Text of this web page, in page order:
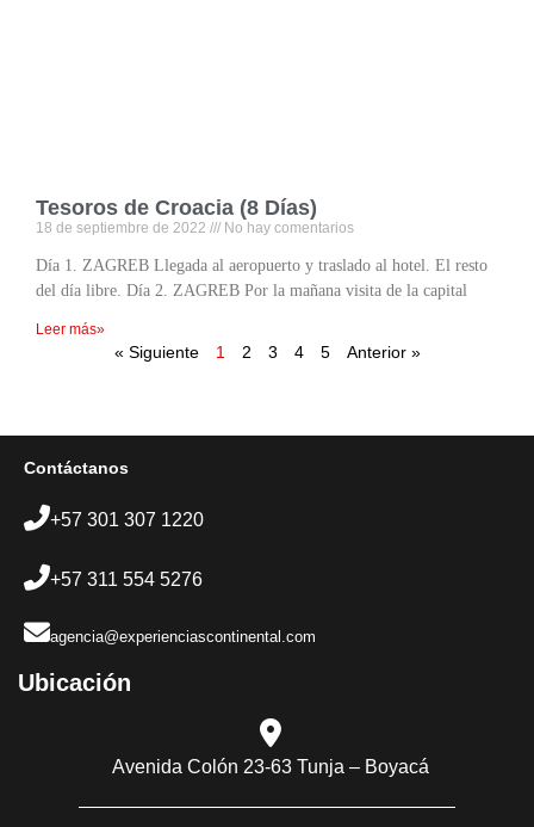
Tesoros de Croacia (8 Días)
18 de septiembre de 2022 No hay comentarios
Día 1. ZAGREB Llegada al aeropuerto y traslado al hotel. El resto
del día libre. Día 2. ZAGREB Por la mañana visita de la capital
Leer más»
« Siguiente 1 2 3 4 5 Anterior »
Contáctanos
+57 301 307 1220
+57 311 554 5276
agencia@experienciascontinental.com
Ubicación​
Avenida Colón 23-63 Tunja – Boyacá